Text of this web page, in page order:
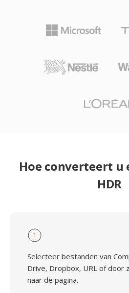
Hoe converteert u
HDR
1
Selecteer bestanden van
Drive, Dropbox, URL of door
naar de pagina.